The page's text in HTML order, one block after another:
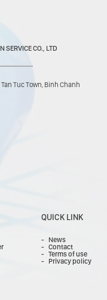
SERVICE CO., LTD
Tuc Town, Binh Chanh
QUICK LINK
News
Contact
Terms of use
Privacy policy